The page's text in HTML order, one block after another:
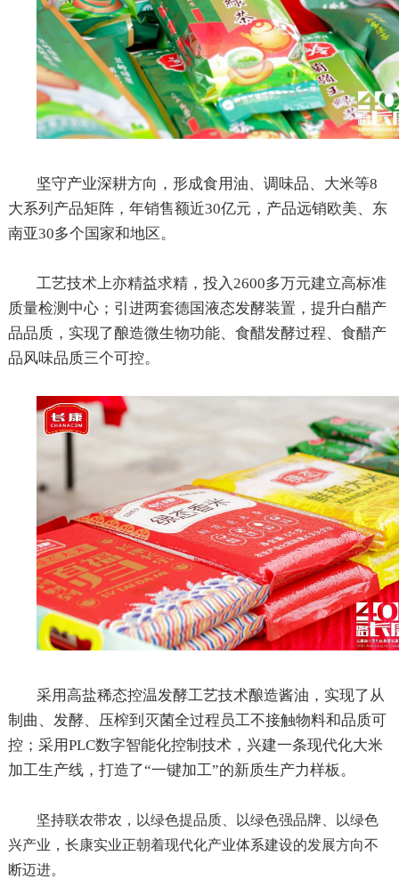
坚守产业深耕方向，形成食用油、调味品、大米等8
大系列产品矩阵，年销售额近30亿元，产品远销欧美、东
南亚30多个国家和地区。
工艺技术上亦精益求精，投入2600多万元建立高标准
质量检测中心；引进两套德国液态发酵装置，提升白醋产
品品质，实现了酿造微生物功能、食醋发酵过程、食醋产
品风味品质三个可控。
采用高盐稀态控温发酵工艺技术酿造酱油，实现了从
制曲、发酵、压榨到灭菌全过程员工不接触物料和品质可
控；采用PLC数字智能化控制技术，兴建一条现代化大米
加工生产线，打造了“一键加工”的新质生产力样板。
坚持联农带农，以绿色提品质、以绿色强品牌、以绿色
兴产业，长康实业正朝着现代化产业体系建设的发展方向不
断迈进。